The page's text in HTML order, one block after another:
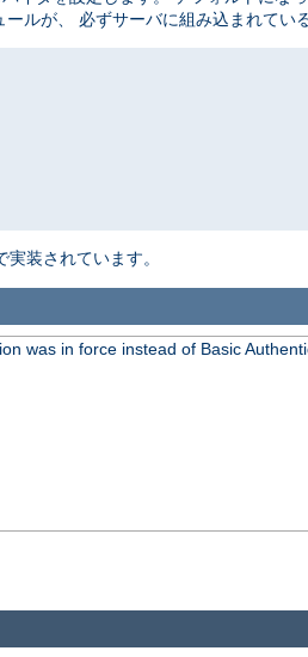
ルが、 必ずサーバに組み込まれてい
実装されています。
was in force instead of Basic